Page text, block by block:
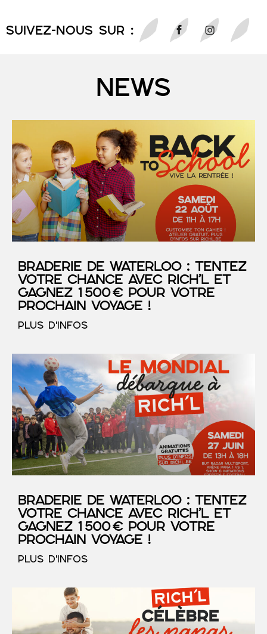
SUIVEZ-NOUS sur :
NEWS
Braderie de Waterloo : tentez
votre chance avec RICH’L et
gagnez 1 500 € pour votre
prochain voyage !
PLUS D'INFOS
Braderie de Waterloo : tentez
votre chance avec RICH’L et
gagnez 1 500 € pour votre
prochain voyage !
PLUS D'INFOS